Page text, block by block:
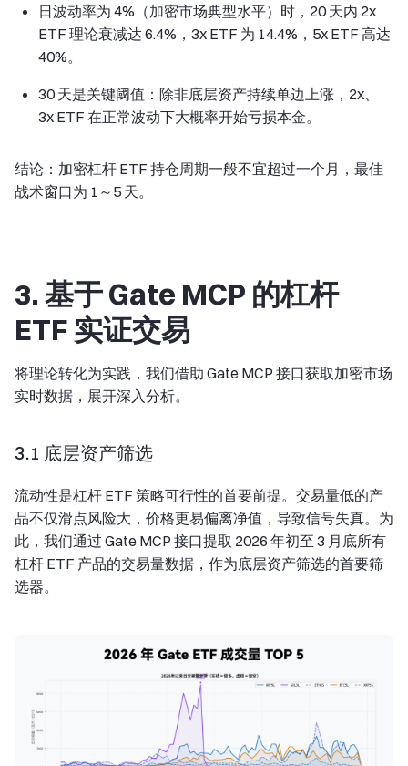
日波动率为 4%（加密市场典型水平）时，20 天内 2x
ETF 理论衰减达 6.4%，3x ETF 为 14.4%，5x ETF 高达
40%。
30 天是关键阈值：除非底层资产持续单边上涨，2x、
3x ETF 在正常波动下大概率开始亏损本金。
结论：加密杠杆 ETF 持仓周期一般不宜超过一个月，最佳
战术窗口为 1～5 天。
3. 基于 Gate MCP 的杠杆
ETF 实证交易
将理论转化为实践，我们借助 Gate MCP 接口获取加密市场
实时数据，展开深入分析。
3.1 底层资产筛选
流动性是杠杆 ETF 策略可行性的首要前提。交易量低的产
品不仅滑点风险大，价格更易偏离净值，导致信号失真。为
此，我们通过 Gate MCP 接口提取 2026 年初至 3 月底所有
杠杆 ETF 产品的交易量数据，作为底层资产筛选的首要筛
选器。